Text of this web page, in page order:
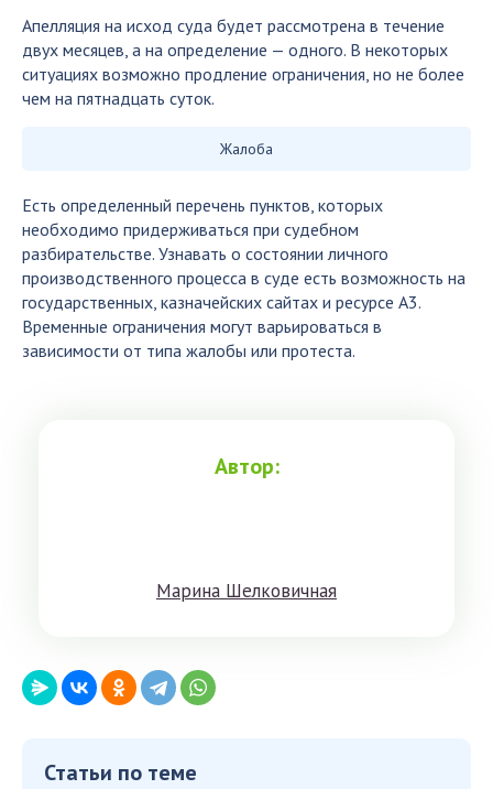
Апелляция на исход суда будет рассмотрена в течение
двух месяцев, а на определение — одного. В некоторых
ситуациях возможно продление ограничения, но не более
чем на пятнадцать суток.
Жалоба
Есть определенный перечень пунктов, которых
необходимо придерживаться при судебном
разбирательстве. Узнавать о состоянии личного
производственного процесса в суде есть возможность на
государственных, казначейских сайтах и ресурсе А3.
Временные ограничения могут варьироваться в
зависимости от типа жалобы или протеста.
Автор:
Мaринa Шeлкoвичнaя
Статьи по теме